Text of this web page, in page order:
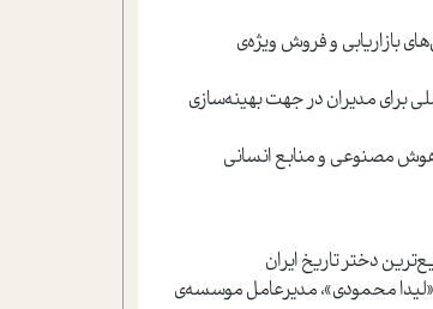
و فروش ویژه‌ی
برای مدیران در جهت بهینه‌سازی
مصنوعی و منابع انسانی
دختر تاریخ ایران
محمودی»، مدیرعامل موسسه‌ی